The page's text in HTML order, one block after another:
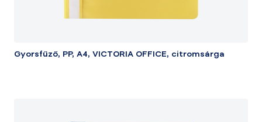
Gyorsfűző, PP, A4, VICTORIA OFFICE, citromsárga